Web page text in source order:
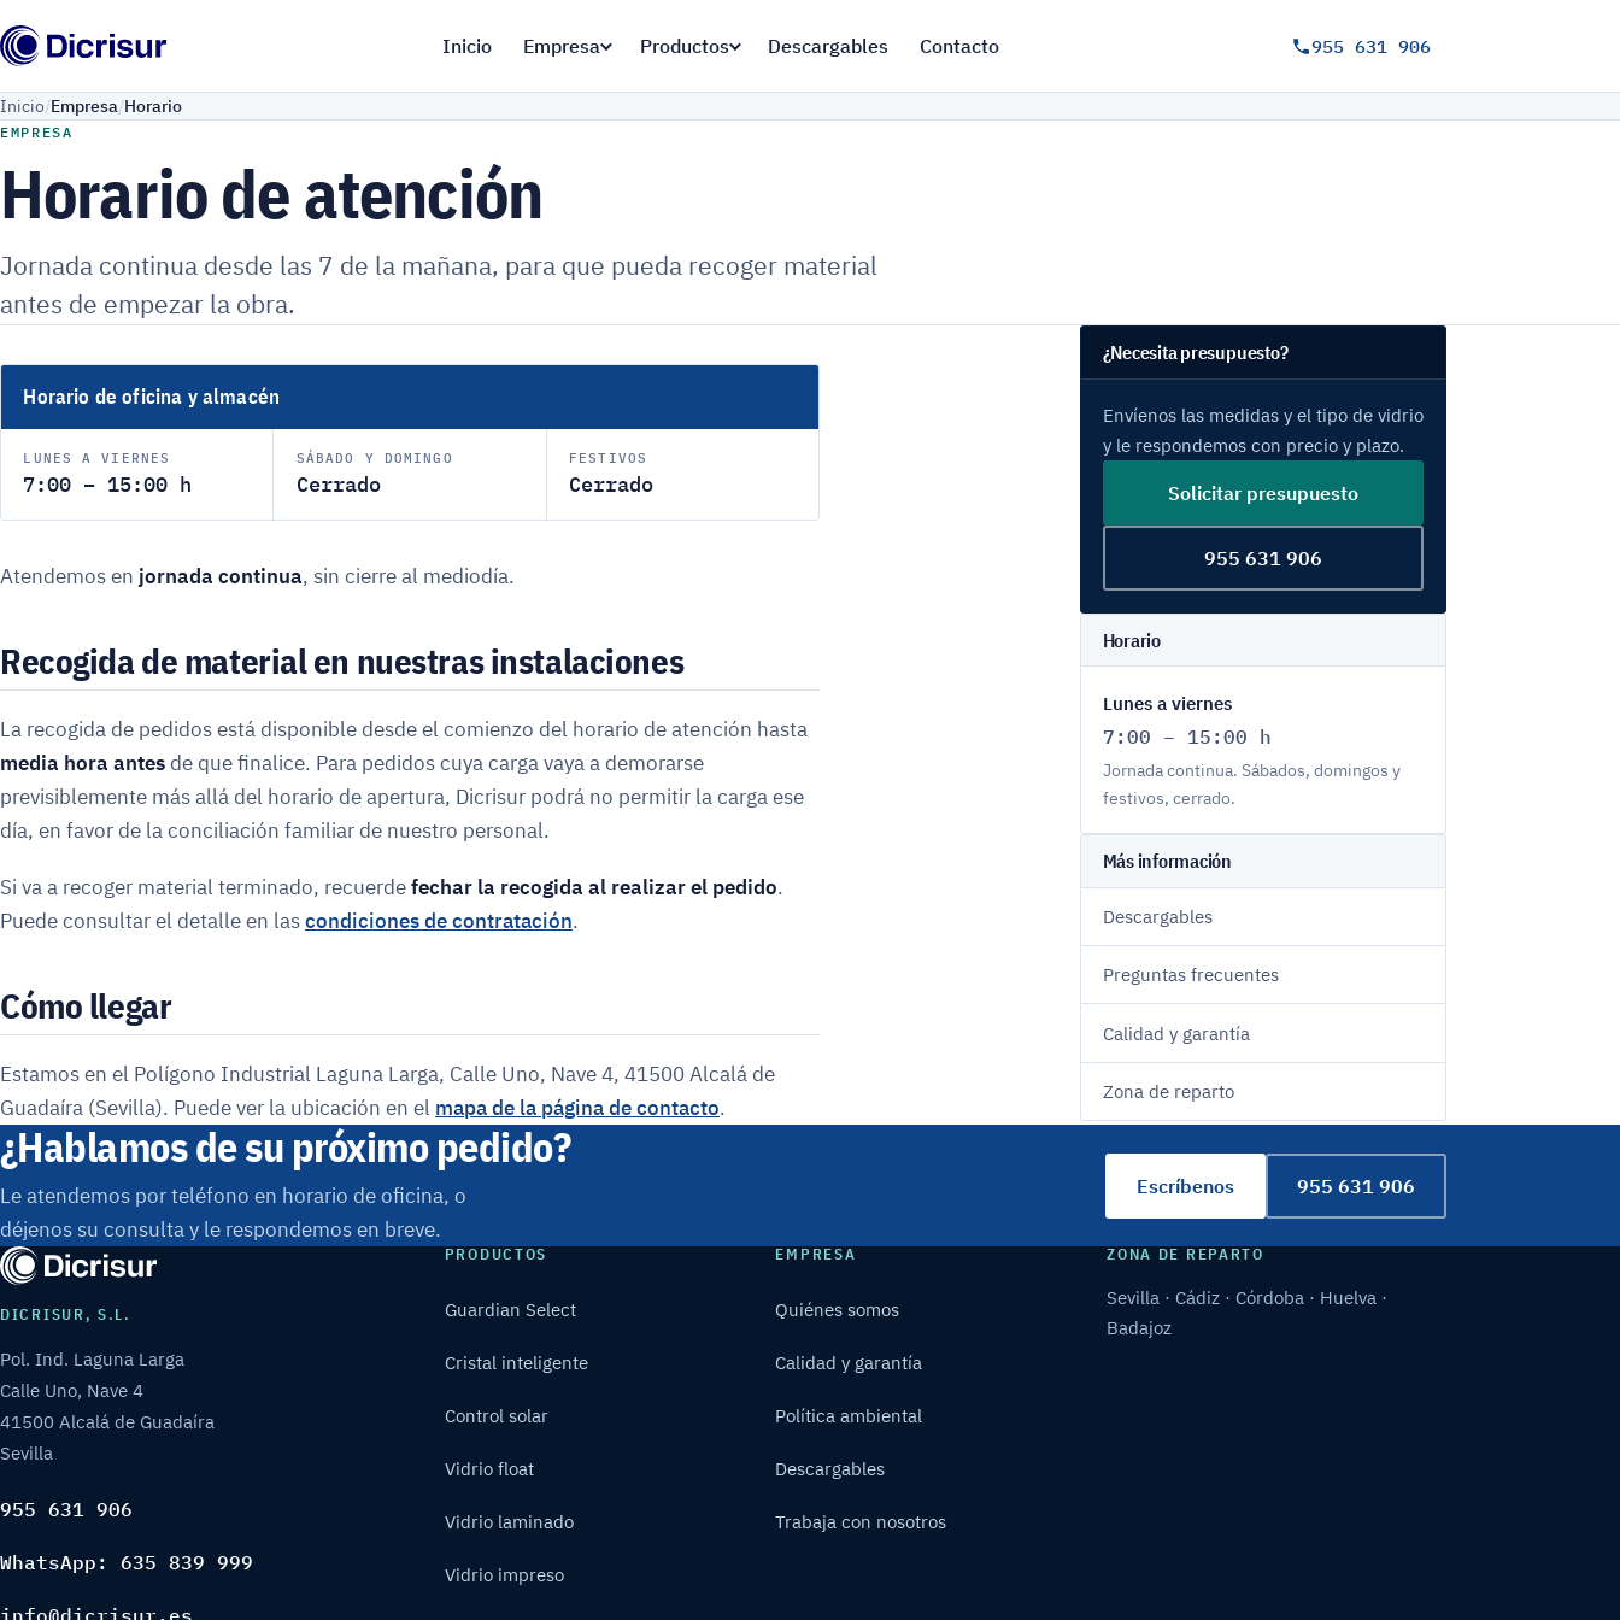
Inicio Empresa Productos Descargables Contacto 955 631 906
Inicio Empresa Horario
EMPRESA
Horario de atención
Jornada continua desde las 7 de la mañana, para que pueda recoger material
antes de empezar la obra.
Horario de oficina y almacén
LUNES A VIERNES
7:00 – 15:00 h
SÁBADO Y DOMINGO
Cerrado
FESTIVOS
Cerrado
Atendemos en jornada continua, sin cierre al mediodía.
Recogida de material en nuestras instalaciones
La recogida de pedidos está disponible desde el comienzo del horario de atención hasta
media hora antes de que finalice. Para pedidos cuya carga vaya a demorarse
previsiblemente más allá del horario de apertura, Dicrisur podrá no permitir la carga ese
día, en favor de la conciliación familiar de nuestro personal.
Si va a recoger material terminado, recuerdefechar la recogida al realizar el pedido.
Puede consultar el detalle en lascondiciones de contratación.
Cómo llegar
Estamos en el Polígono Industrial Laguna Larga, Calle Uno, Nave 4, 41500 Alcalá de
Guadaíra (Sevilla). Puede ver la ubicación en el mapa de la página de contacto.
¿Necesita presupuesto?
Envíenos las medidas y el tipo de vidrio
y le respondemos con precio y plazo.
Solicitar presupuesto
955 631 906
Horario
Lunes a viernes
7:00 – 15:00 h
Jornada continua. Sábados, domingos y
festivos, cerrado.
Más información
Descargables
Preguntas frecuentes
Calidad y garantía
Zona de reparto
¿Hablamos de su próximo pedido?
Le atendemos por teléfono en horario de oficina, o
déjenos su consulta y le respondemos en breve.
Escríbenos 955 631 906
DICRISUR, S.L.
Pol. Ind. Laguna Larga
Calle Uno, Nave 4
41500 Alcalá de Guadaíra
Sevilla
955 631 906
WhatsApp: 635 839 999
info@dicrisur.es
PRODUCTOS
Guardian Select
Cristal inteligente
Control solar
Vidrio float
Vidrio laminado
Vidrio impreso
EMPRESA
Quiénes somos
Calidad y garantía
Política ambiental
Descargables
Trabaja con nosotros
ZONA DE REPARTO
Sevilla · Cádiz · Córdoba · Huelva ·
Badajoz